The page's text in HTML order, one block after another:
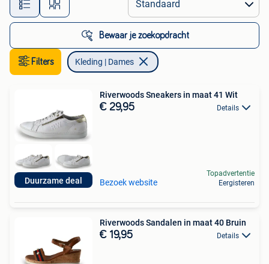
Bewaar je zoekopdracht
Filters Kleding | Dames
Duurzame deal
Riverwoods Sneakers in maat 41 Wit
€ 29,95 Details
Bezoek website
Topadvertentie
Eergisteren
Riverwoods Sandalen in maat 40 Bruin
€ 19,95 Details